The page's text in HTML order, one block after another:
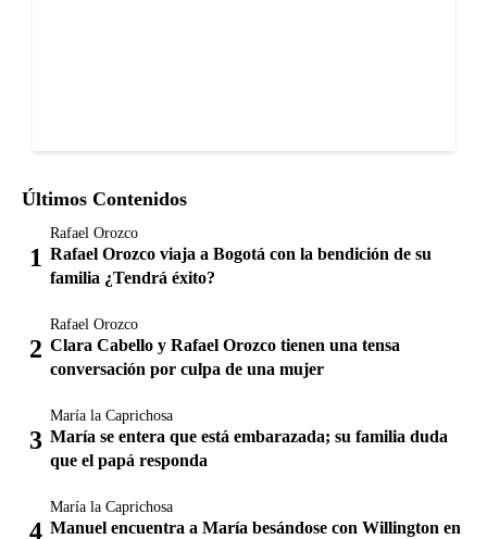
Últimos Contenidos
Rafael Orozco
Rafael Orozco viaja a Bogotá con la bendición de su
familia ¿Tendrá éxito?
Rafael Orozco
Clara Cabello y Rafael Orozco tienen una tensa
conversación por culpa de una mujer
María la Caprichosa
María se entera que está embarazada; su familia duda
que el papá responda
María la Caprichosa
Manuel encuentra a María besándose con Willington en